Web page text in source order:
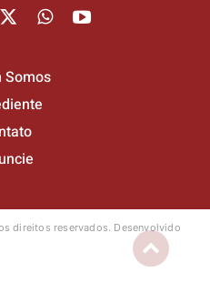
Somos
direitos reservados. Desenvolvido